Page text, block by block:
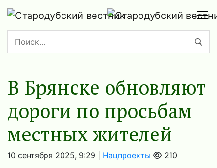
В Брянске обновляют
дороги по просьбам
местных жителей
10 сентября 2025, 9:29 | Нацпроекты 210